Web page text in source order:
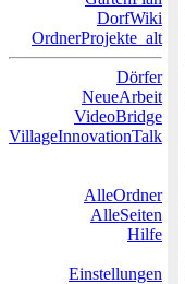
DorfWiki
OrdnerProjekte_alt
Dörfer
NeueArbeit
VideoBridge
VillageInnovationTalk
AlleOrdner
AlleSeiten
Hilfe
Einstellungen